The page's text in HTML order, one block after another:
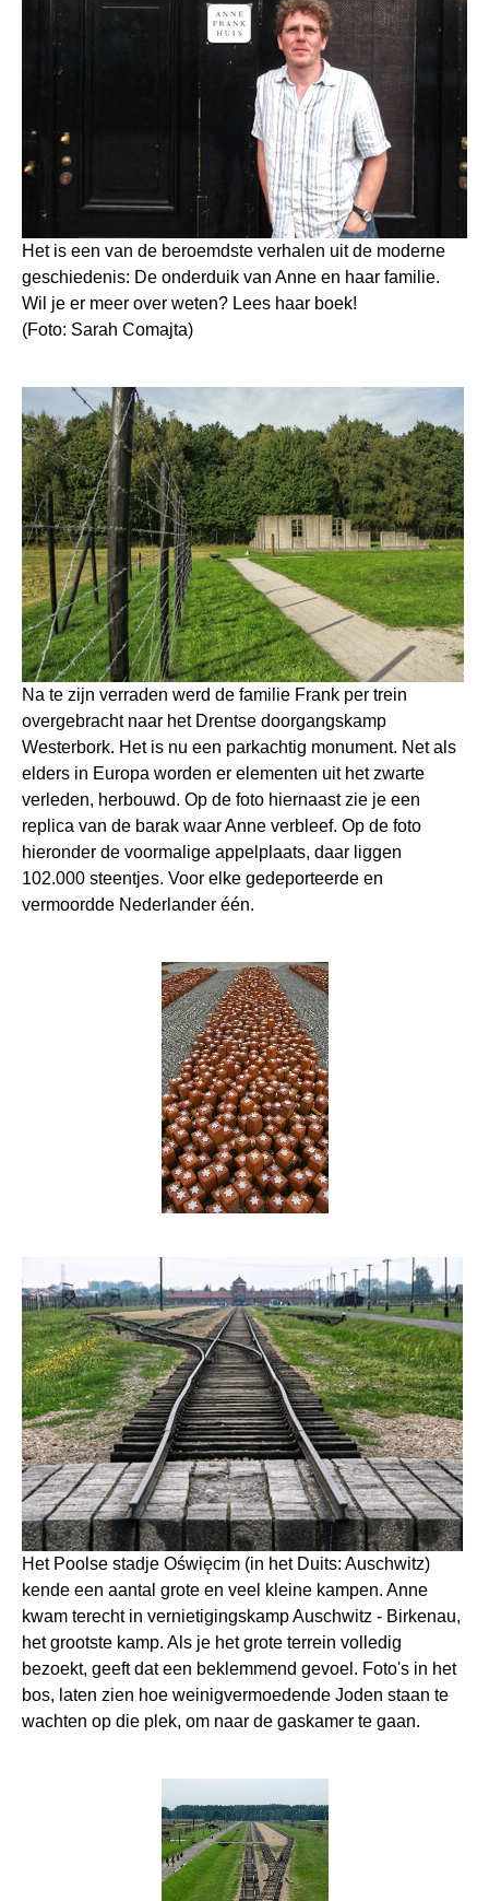
Het is een van de beroemdste verhalen uit de moderne
geschiedenis: De onderduik van Anne en haar familie.
Wil je er meer over weten? Lees haar boek!
(Foto: Sarah Comajta)
Na te zijn verraden werd de familie Frank per trein
overgebracht naar het Drentse doorgangskamp
Westerbork. Het is nu een parkachtig monument. Net als
elders in Europa worden er elementen uit het zwarte
verleden, herbouwd. Op de foto hiernaast zie je een
replica van de barak waar Anne verbleef. Op de foto
hieronder de voormalige appelplaats, daar liggen
102.000 steentjes. Voor elke gedeporteerde en
vermoordde Nederlander één.
Het Poolse stadje Oświęcim (in het Duits: Auschwitz)
kende een aantal grote en veel kleine kampen. Anne
kwam terecht in vernietigingskamp Auschwitz - Birkenau,
het grootste kamp. Als je het grote terrein volledig
bezoekt, geeft dat een beklemmend gevoel. Foto's in het
bos, laten zien hoe weinigvermoedende Joden staan te
wachten op die plek, om naar de gaskamer te gaan.